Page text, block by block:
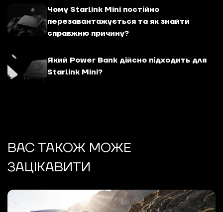
Чому Starlink Mini постійно
перезавантажується та як знайти
справжню причину?
Який Power Bank дійсно підходить для
Starlink Mini?
ВАС ТАКОЖ МОЖЕ
ЗАЦІКАВИТИ